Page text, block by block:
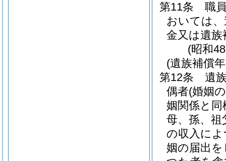
第11条
職
おいては
金又は遺
(昭和
(遺族補償
第12条
遺
偶者(婚姻
姻関係と
母、孫、
の収入に
姻の届出